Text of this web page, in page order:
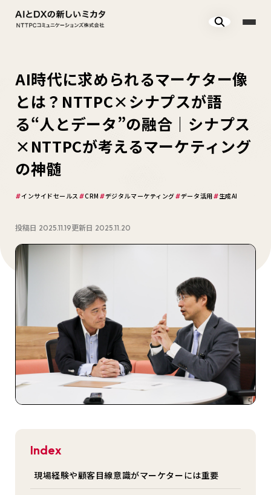
AI時代に求められるマーケター像
とは？NTTPC×シナプスが語
る“人とデータ”の融合｜シナプス
×NTTPCが考えるマーケティング
の神髄
インサイドセールス CRM デジタルマーケティング データ活用 生成AI
投稿日 2025.11.19更新日 2025.11.20
Index
現場経験や顧客目線意識がマーケターには重要